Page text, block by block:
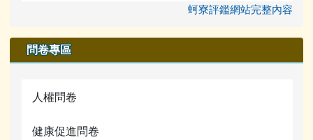
蚵寮評鑑網站完整內容
問卷專區
人權問卷
健康促進問卷